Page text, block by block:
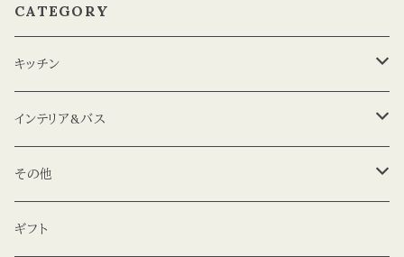
CATEGORY
キッチン
コップ
プレート
コースター
インテリア&バス
花瓶
エッセンシャルオイル
その他
マグネット
ギフト